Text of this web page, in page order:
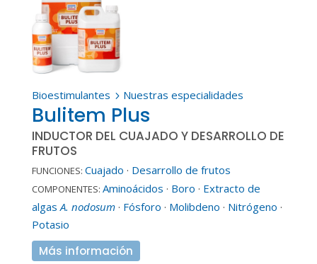
Bioestimulantes 5 Nuestras especialidades
Bulitem Plus
INDUCTOR DEL CUAJADO Y DESARROLLO DE
FRUTOS
FUNCIONES: Cuajado · Desarrollo de frutos
COMPONENTES: Aminoácidos · Boro · Extracto de
algas A. nodosum· Fósforo · Molibdeno · Nitrógeno ·
Potasio
Más información